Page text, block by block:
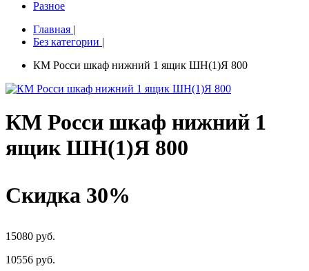
Разное
Главная |
Без категории |
КМ Росси шкаф нижний 1 ящик ШН(1)Я 800
КМ Росси шкаф нижний 1
ящик ШН(1)Я 800
Скидка 30%
15080 руб.
10556 руб.